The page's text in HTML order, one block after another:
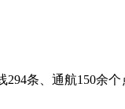
条、通航150余